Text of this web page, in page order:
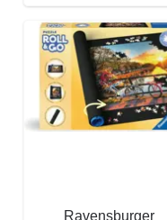
Ravensburger